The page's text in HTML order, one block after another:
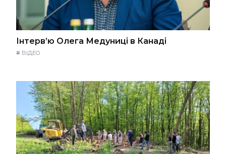
Інтерв’ю Олега Медуниці в Канаді
# ВІДЕО